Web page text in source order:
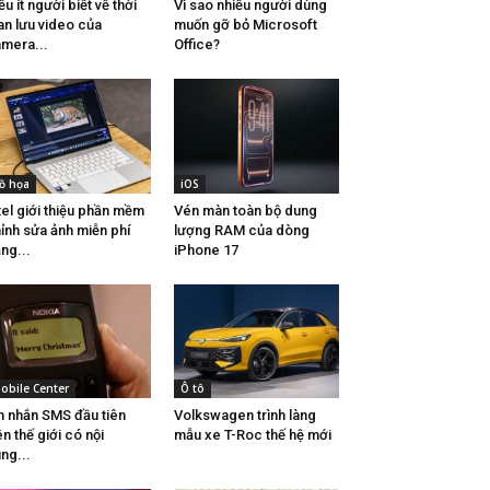
ít người biết về thời
lưu video của
Vì sao nhiều người dùng
muốn gỡ bỏ Microsoft
Office?
họa
giới thiệu phần mềm
sửa ảnh miễn phí
iOS
Vén màn toàn bộ dung
lượng RAM của dòng
iPhone 17
Center
nhắn SMS đầu tiên
thế giới có nội
Ô tô
Volkswagen trình làng
mẫu xe T-Roc thế hệ mới